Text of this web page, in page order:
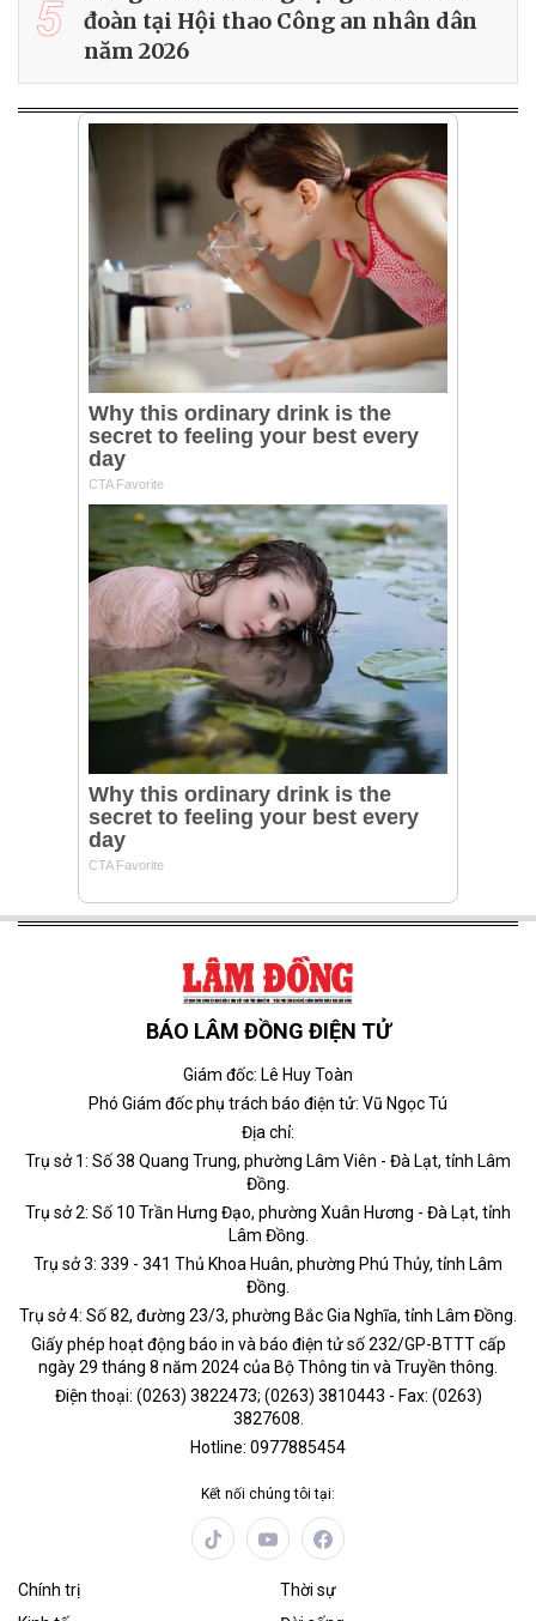
5
đoàn tại Hội thao Công an nhân dân
năm 2026
BÁO LÂM ĐỒNG ĐIỆN TỬ
Giám đốc: Lê Huy Toàn
Phó Giám đốc phụ trách báo điện tử: Vũ Ngọc Tú
Địa chỉ:
Trụ sở 1: Số 38 Quang Trung, phường Lâm Viên - Đà Lạt, tỉnh Lâm
Đồng.
Trụ sở 2: Số 10 Trần Hưng Đạo, phường Xuân Hương - Đà Lạt, tỉnh
Lâm Đồng.
Trụ sở 3: 339 - 341 Thủ Khoa Huân, phường Phú Thủy, tỉnh Lâm
Đồng.
Trụ sở 4: Số 82, đường 23/3, phường Bắc Gia Nghĩa, tỉnh Lâm Đồng.
Giấy phép hoạt động báo in và báo điện tử số 232/GP-BTTT cấp
ngày 29 tháng 8 năm 2024 của Bộ Thông tin và Truyền thông.
Điện thoại: (0263) 3822473; (0263) 3810443 - Fax: (0263)
3827608.
Hotline: 0977885454
Kết nối chúng tôi tại:
Chính trị
Thời sự